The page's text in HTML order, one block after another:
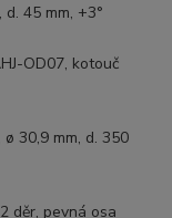
45 mm, +3°
OD07, kotouč
30,9 mm, d. 350
děr, pevná osa